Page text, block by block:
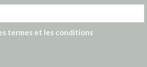
termes et les conditions